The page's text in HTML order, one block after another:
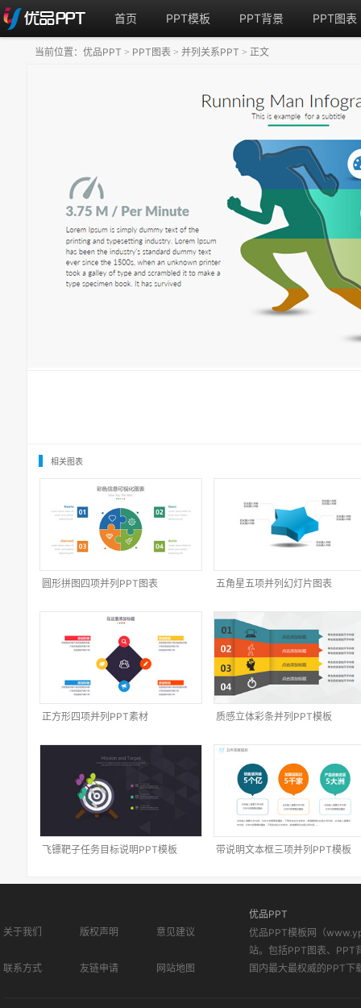
首页 PPT模板 PPT背景 PPT图表
当前位置： 优品PPT > PPT图表 > 并列关系PPT > 正文
相关图表
圆形拼图四项并列PPT图表 五角星五项并列幻灯片图表
正方形四项并列PPT素材 质感立体彩条并列PPT模板
飞镖靶子任务目标说明PPT模板 带说明文本框三项并列PPT模板
关于我们 版权声明 意见建议
联系方式 友链申请 网站地图
优品PPT
优品PPT模板网（
站。包括PPT图表、PPT
国内最大最权威的PPT下